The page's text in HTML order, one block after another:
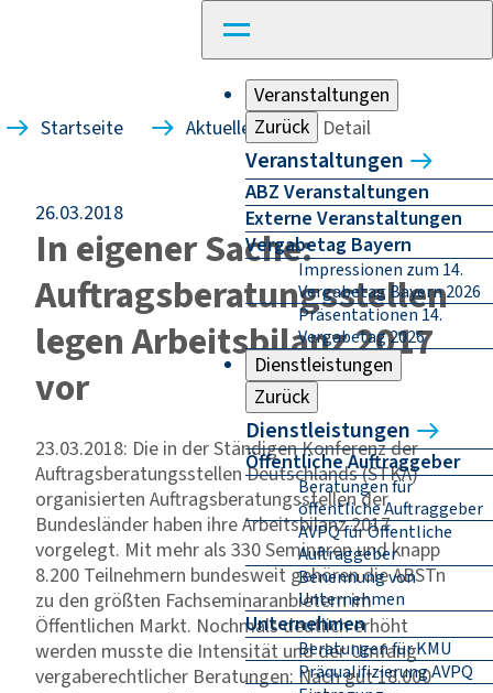
Veranstaltungen
Zurück
Veranstaltungen
ABZ Veranstaltungen
Externe Veranstaltungen
Vergabetag Bayern
Impressionen zum 14.
Vergabetag Bayern 2026
Präsentationen 14.
Vergabetag 2026
Dienstleistungen
Zurück
Dienstleistungen
Öffentliche Auftraggeber
Beratungen für
öffentliche Auftraggeber
AVPQ für Öffentliche
Auftraggeber
Benennung von
Unternehmen
Unternehmen
Beratungen für KMU
Präqualifizierung AVPQ
Startseite Aktuelles Detail
26.03.2018
In eigener Sache:
Auftragsberatungsstellen
legen Arbeitsbilanz 2017
vor
23.03.2018: Die in der Ständigen Konferenz der
Auftragsberatungsstellen Deutschlands (STKA)
organisierten Auftragsberatungsstellen der
Bundesländer haben ihre Arbeitsbilanz 2017
vorgelegt. Mit mehr als 330 Seminaren und knapp
8.200 Teilnehmern bundesweit gehören die ABSTn
zu den größten Fachseminaranbietern im
Öffentlichen Markt. Nochmals deutlich erhöht
werden musste die Intensität und der Umfang
vergaberechtlicher Beratungen: Nach gut 18.000